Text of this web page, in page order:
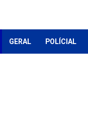
GERAL POLÍCIAL